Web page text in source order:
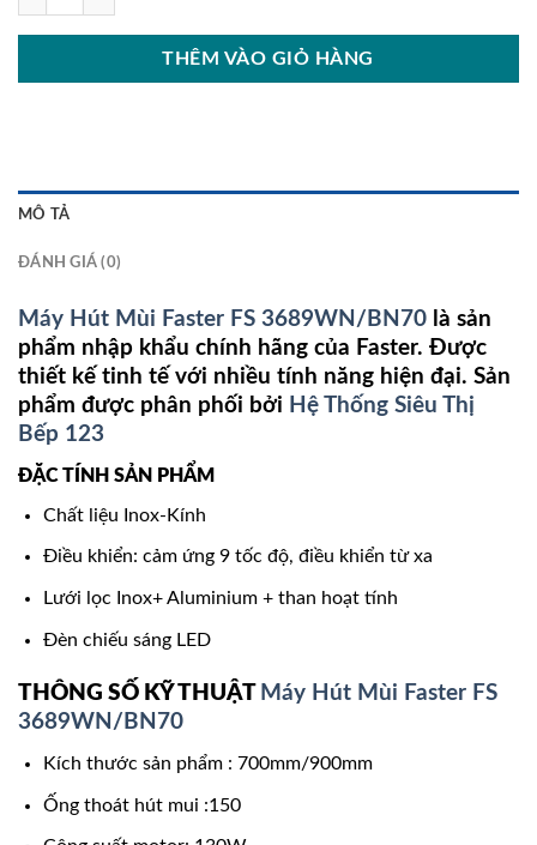
THÊM VÀO GIỎ HÀNG
MÔ TẢ
ĐÁNH GIÁ (0)
Máy Hút Mùi Faster FS 3689WN/BN70 là sản
phẩm nhập khẩu chính hãng của Faster. Được
thiết kế tinh tế với nhiều tính năng hiện đại. Sản
phẩm được phân phối bởi Hệ Thống Siêu Thị
Bếp 123
ĐẶC TÍNH SẢN PHẨM
Chất liệu Inox-Kính
Điều khiển: cảm ứng 9 tốc độ, điều khiển từ xa
Lưới lọc Inox+ Aluminium + than hoạt tính
Đèn chiếu sáng LED
THÔNG SỐ KỸ THUẬT Máy Hút Mùi Faster FS
3689WN/BN70
Kích thước sản phẩm : 700mm/900mm
Ống thoát hút mui :150